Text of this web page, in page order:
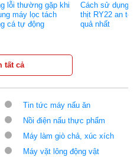
lỗi thường gặp khi
máy lọc tách
cá tự động
Cách sử dụng
thịt RY22 an
quả nhất
tất cả
Tin tức máy nấu ăn
Nồi điện nấu thực phẩm
Máy làm giò chả, xúc xích
Máy vặt lông động vật